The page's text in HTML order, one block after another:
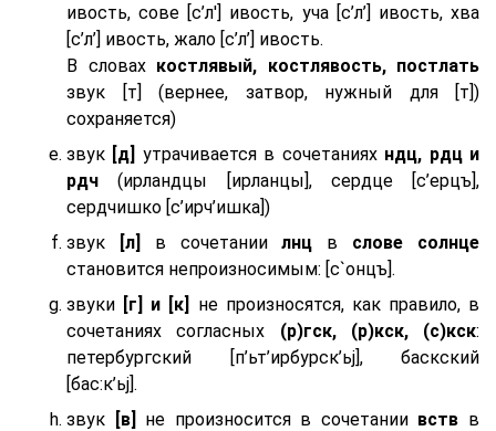
ивость, сове [с’л'] ивость, уча [с’л’] ивость, хва
[с’л’] ивость, жало [с’л’] ивость.
В словахкостлявый, костлявость, постлать
звук [т] (вернее, затвор, нужный для [т])
сохраняется)
звук [д] утрачивается в сочетаниях ндц, рдц и
рдч (ирландцы [ирланцы], сердце [с’ерцъ],
сердчишко [с’ирч’ишка])
звук
[л] в сочетаниилнц в слове солнце
становится непроизносимым: [с`онцъ].
звуки [г] и [к]
не произносятся, как правило, в
сочетаниях согласных (р)гск, (р)кск, (с)кск:
петербургский [п’ьт’ирбурск’ьj], баскский
[бас:к’ьj].
звук
[в] не произносится в сочетании вств в